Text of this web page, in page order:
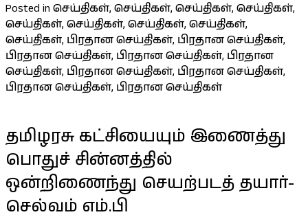
Posted in செய்திகள், செய்திகள், செய்திகள், செய்திகள்,
செய்திகள், செய்திகள், செய்திகள், செய்திகள்,
செய்திகள், பிரதான செய்திகள், பிரதான செய்திகள்,
பிரதான செய்திகள், பிரதான செய்திகள், பிரதான
செய்திகள், பிரதான செய்திகள், பிரதான செய்திகள்,
பிரதான செய்திகள், பிரதான செய்திகள்
தமிழரசு கட்சியையும் இணைத்து
பொதுச் சின்னத்தில்
ஒன்றிணைந்து செயற்படத் தயார்-
செல்வம் எம்.பி